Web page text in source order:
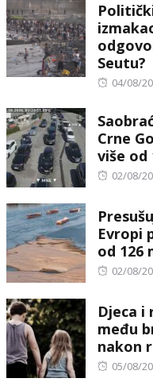
Seutu?
Posted
04/08/
Crne
više od
Posted
02/08/
Evropi
od 126
Posted
02/08/
Djeca i
među
nakon
Posted
05/08/